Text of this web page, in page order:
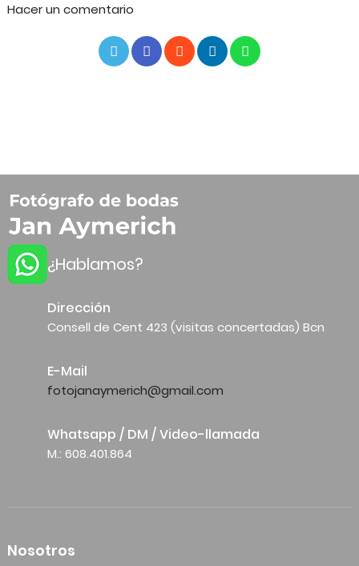
Hacer un comentario
¿Hablamos?
Dirección
Consell de Cent 423 (visitas concertadas) Bcn
E-Mail
fotojanaymerich@gmail.com
Whatsapp / DM / Video-llamada
M.: 608.401.864
Nosotros